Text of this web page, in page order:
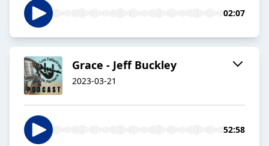
02:07
Grace - Jeff Buckley
2023-03-21
52:58